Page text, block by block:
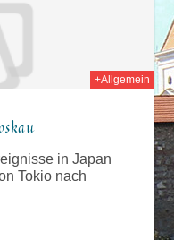
+Allgemein
in Japan
Tokio nach